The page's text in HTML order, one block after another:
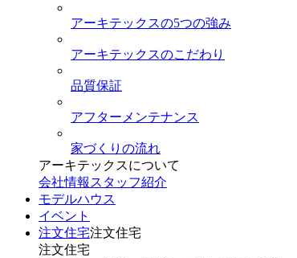
アーキテックスの5つの強み
アーキテックスのこだわり
品質保証
アフターメンテナンス
家づくりの流れ
アーキテックスについて
会社情報 スタッフ紹介
モデルハウス
イベント
注文住宅注文住宅
注文住宅